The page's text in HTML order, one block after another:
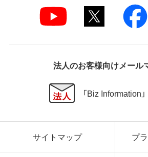
法人のお客様向けメール
「Biz Information
サイトマップ プ